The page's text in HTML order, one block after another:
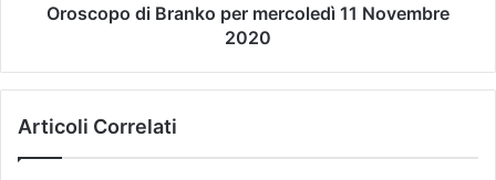
Oroscopo di Branko per mercoledì 11 Novembre
2020
Articoli Correlati